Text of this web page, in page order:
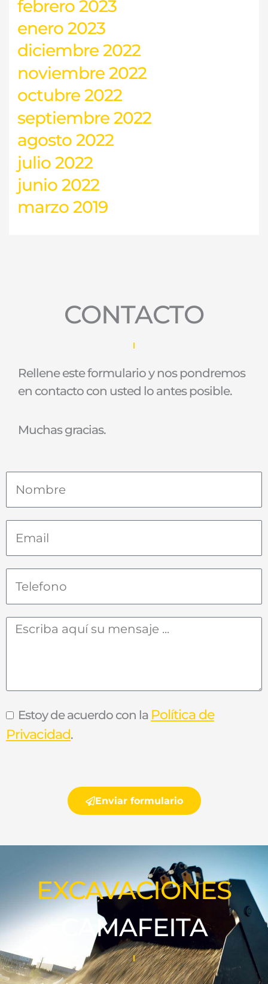
febrero 2023
enero 2023
diciembre 2022
noviembre 2022
octubre 2022
septiembre 2022
agosto 2022
julio 2022
junio 2022
marzo 2019
EXCAVACIONES
CAMAFEITA
CONTACTO
Rellene este formulario y nos pondremos
en contacto con usted lo antes posible.
Muchas gracias.
Estoy de acuerdo con la Política de
Privacidad.
Enviar formulario